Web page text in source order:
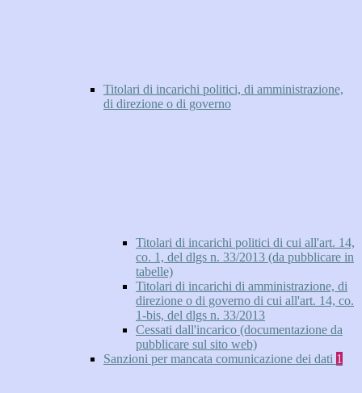
Titolari di incarichi politici, di amministrazione,
di direzione o di governo
Titolari di incarichi politici di cui all'art. 14,
co. 1, del dlgs n. 33/2013 (da pubblicare in
tabelle)
Titolari di incarichi di amministrazione, di
direzione o di governo di cui all'art. 14, co.
1-bis, del dlgs n. 33/2013
Cessati dall'incarico (documentazione da
pubblicare sul sito web)
Sanzioni per mancata comunicazione dei dati 1